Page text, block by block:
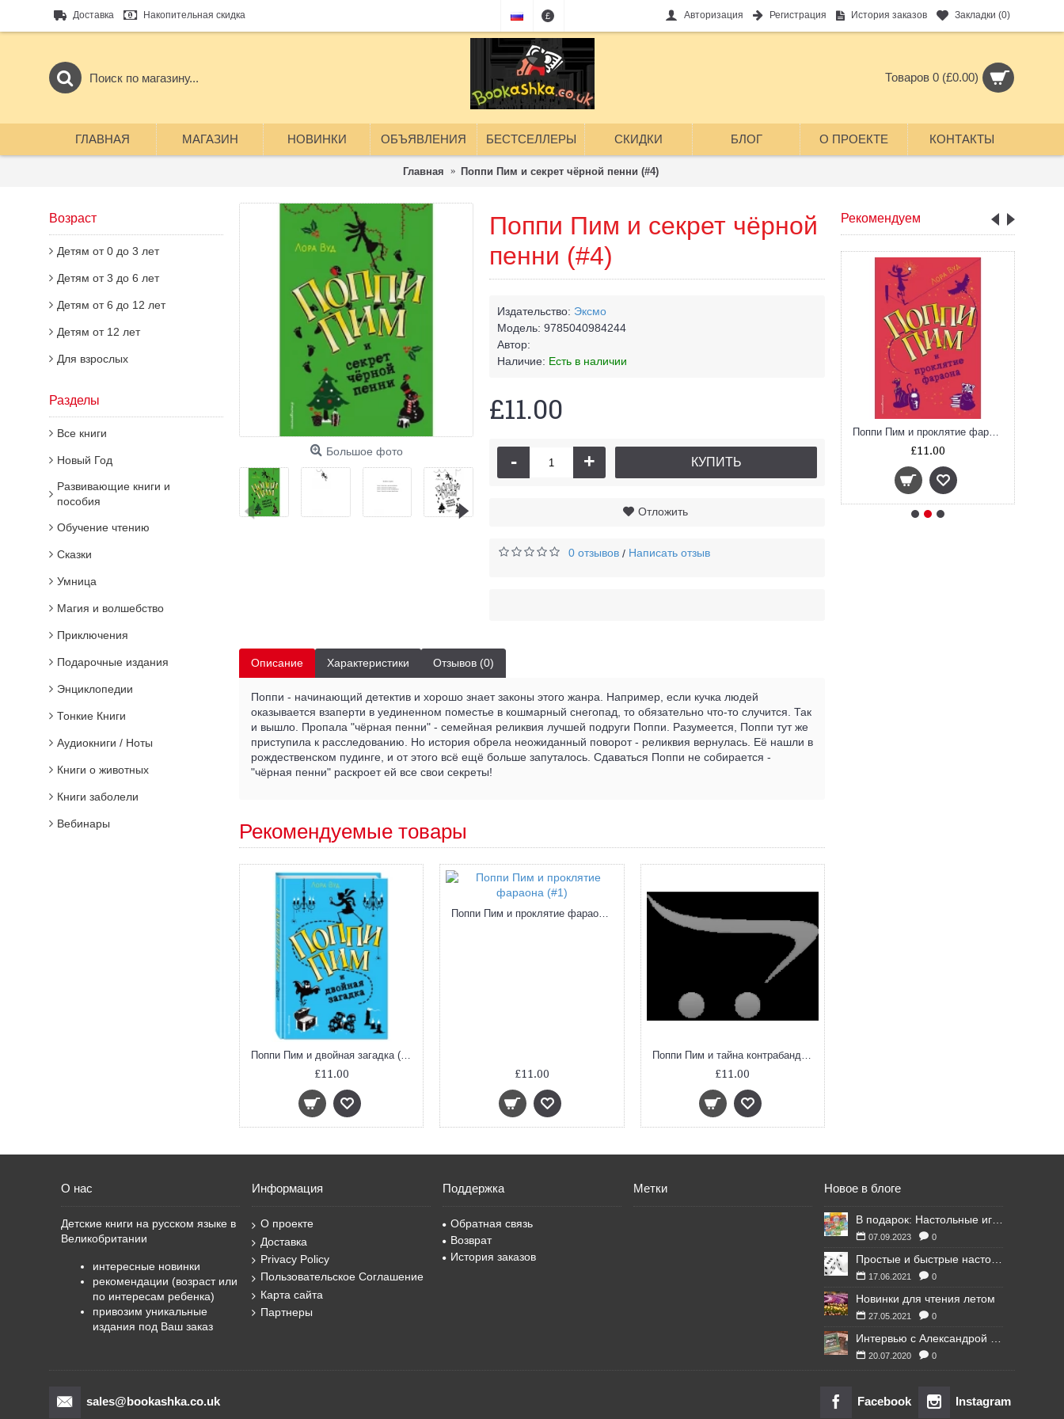
Доставка Накопительная скидка £ Авторизация Регистрация История заказов Закладки (0)
Товаров 0 (£0.00)
ГЛАВНАЯ МАГАЗИН НОВИНКИ ОБЪЯВЛЕНИЯ БЕСТСЕЛЛЕРЫ СКИДКИ БЛОГ О ПРОЕКТЕ КОНТАКТЫ
Главная Поппи Пим и секрет чёрной пенни (#4)
Возраст
Детям от 0 до 3 лет
Детям от 3 до 6 лет
Детям от 6 до 12 лет
Детям от 12 лет
Для взрослых
Разделы
Все книги
Новый Год
Развивающие книги и
пособия
Обучение чтению
Сказки
Умница
Магия и волшебство
Приключения
Подарочные издания
Энциклопедии
Тонкие Книги
Аудиокниги / Ноты
Книги о животных
Книги заболели
Вебинары
Рекомендуем
£11.00
Поппи Пим и проклятие фараона (#1)
£11.00
Большое фото
Поппи Пим и секрет чёрной
пенни (#4)
Издательство: Эксмо
Модель: 9785040984244
Автор:
Наличие: Есть в наличии
£11.00
- + КУПИТЬ
Отложить
0 отзывов / Написать отзыв
Описание Характеристики Отзывов (0)
Поппи - начинающий детектив и хорошо знает законы этого жанра. Например, если кучка людей
оказывается взаперти в уединенном поместье в кошмарный снегопад, то обязательно что-то случится. Так
и вышло. Пропала "чёрная пенни" - семейная реликвия лучшей подруги Поппи. Разумеется, Поппи тут же
приступила к расследованию. Но история обрела неожиданный поворот - реликвия вернулась. Её нашли в
рождественском пудинге, и от этого всё ещё больше запуталось. Сдаваться Поппи не собирается -
"чёрная пенни" раскроет ей все свои секреты!
Рекомендуемые товары
Поппи Пим и двойная загадка (#2)
£11.00
Поппи Пим и проклятие фараона (#1)
£11.00
Поппи Пим и тайна контрабандиста (#3)
£11.00
О нас
Детские книги на русском языке в
Великобритании
интересные новинки
рекомендации (возраст или
по интересам ребенка)
привозим уникальные
издания под Ваш заказ
Информация
О проекте
Доставка
Privacy Policy
Пользовательское Соглашение
Карта сайта
Партнеры
Поддержка
Обратная связь
Возврат
История заказов
Метки Новое в блоге
В подарок: Настольные игры для Ваших британских друзей
07.09.2023 0
Простые и быстрые настольные игры
17.06.2021 0
Новинки для чтения летом
27.05.2021 0
Интервью с Александрой Литвиной
20.07.2020 0
sales@bookashka.co.uk Facebook Instagram